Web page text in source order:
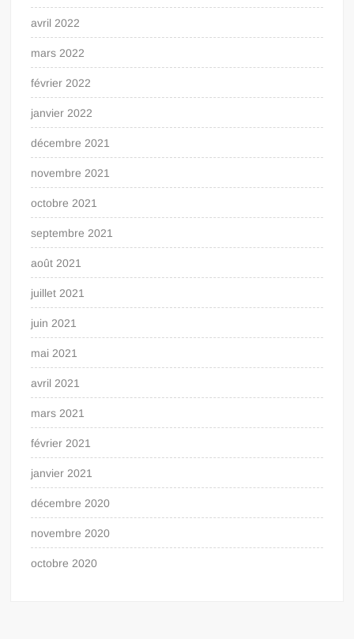
avril 2022
mars 2022
février 2022
janvier 2022
décembre 2021
novembre 2021
octobre 2021
septembre 2021
août 2021
juillet 2021
juin 2021
mai 2021
avril 2021
mars 2021
février 2021
janvier 2021
décembre 2020
novembre 2020
octobre 2020